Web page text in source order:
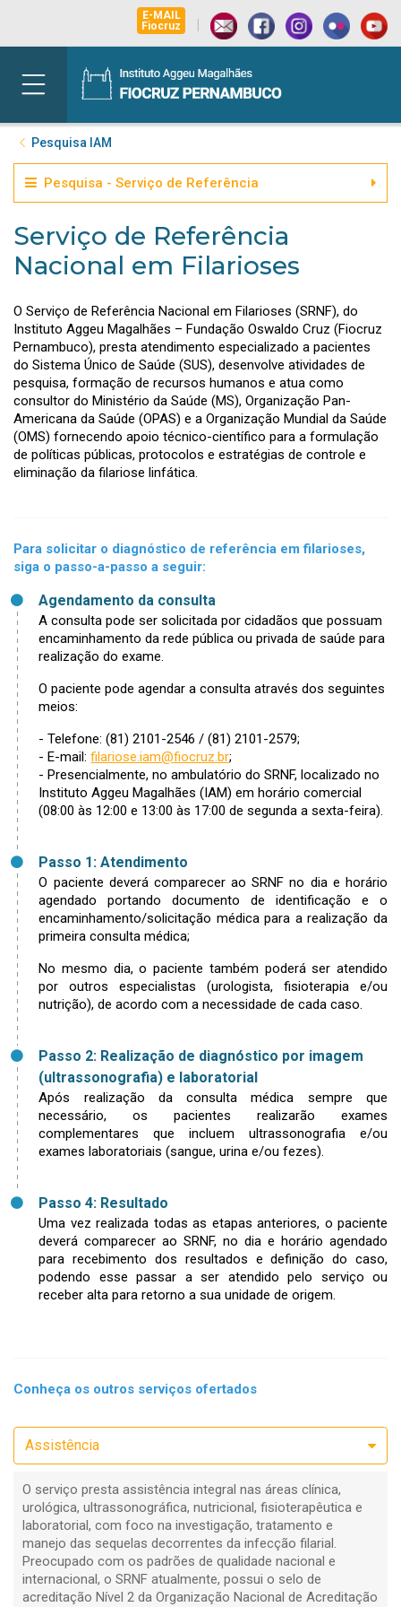
E-MAIL
Fiocruz
|
Pesquisa IAM
Pesquisa - Serviço de Referência
Serviço de Referência
Nacional em Filarioses
O Serviço de Referência Nacional em Filarioses (SRNF), do
Instituto Aggeu Magalhães – Fundação Oswaldo Cruz (Fiocruz
Pernambuco), presta atendimento especializado a pacientes
do Sistema Único de Saúde (SUS), desenvolve atividades de
pesquisa, formação de recursos humanos e atua como
consultor do Ministério da Saúde (MS), Organização Pan-
Americana da Saúde (OPAS) e a Organização Mundial da Saúde
(OMS) fornecendo apoio técnico-científico para a formulação
de políticas públicas, protocolos e estratégias de controle e
eliminação da filariose linfática.
Para solicitar o diagnóstico de referência em filarioses,
siga o passo-a-passo a seguir:
Agendamento da consulta
A consulta pode ser solicitada por cidadãos que possuam
encaminhamento da rede pública ou privada de saúde para
realização do exame.
O paciente pode agendar a consulta através dos seguintes
meios:
- Telefone: (81) 2101-2546 / (81) 2101-2579;
- E-mail:filariose.iam@fiocruz.br;
- Presencialmente, no ambulatório do SRNF, localizado no
Instituto Aggeu Magalhães (IAM) em horário comercial
(08:00 às 12:00 e 13:00 às 17:00 de segunda a sexta-feira).
Passo 1: Atendimento
O paciente deverá comparecer ao SRNF no dia e horário
agendado portando documento de identificação e o
encaminhamento/solicitação médica para a realização da
primeira consulta médica;
No mesmo dia, o paciente também poderá ser atendido
por outros especialistas (urologista, fisioterapia e/ou
nutrição), de acordo com a necessidade de cada caso.
Passo 2: Realização de diagnóstico por imagem
(ultrassonografia) e laboratorial
Após realização da consulta médica sempre que
necessário, os pacientes realizarão exames
complementares que incluem ultrassonografia e/ou
exames laboratoriais (sangue, urina e/ou fezes).
Passo 4: Resultado
Uma vez realizada todas as etapas anteriores, o paciente
deverá comparecer ao SRNF, no dia e horário agendado
para recebimento dos resultados e definição do caso,
podendo esse passar a ser atendido pelo serviço ou
receber alta para retorno a sua unidade de origem.
Conheça os outros serviços ofertados
Assistência
O serviço presta assistência integral nas áreas clínica,
urológica, ultrassonográfica, nutricional, fisioterapêutica e
laboratorial, com foco na investigação, tratamento e
manejo das sequelas decorrentes da infecção filarial.
Preocupado com os padrões de qualidade nacional e
internacional, o SRNF atualmente, possui o selo de
acreditação Nível 2 da Organização Nacional de Acreditação